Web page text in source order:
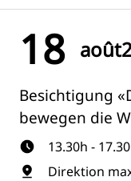
18 août
Besichtigung
bewegen die
13.30h -
Direktion